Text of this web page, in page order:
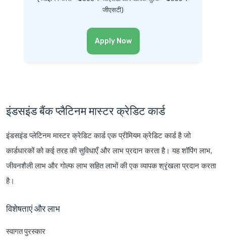
जीएसटी)
Apply Now
इंडसइंड बैंक प्लैटिनम मास्टर क्रेडिट कार्ड
इंडसइंड प्लेटिनम मास्टर क्रेडिट कार्ड एक प्रीमियम क्रेडिट कार्ड है जो
कार्डधारकों को कई तरह की सुविधाएँ और लाभ प्रदान करता है। यह शॉपिंग लाभ,
जीवनशैली लाभ और गोल्फ लाभ सहित लाभों की एक व्यापक श्रृंखला प्रदान करता
है।
विशेषताएं और लाभ
स्वागत पुरस्कार